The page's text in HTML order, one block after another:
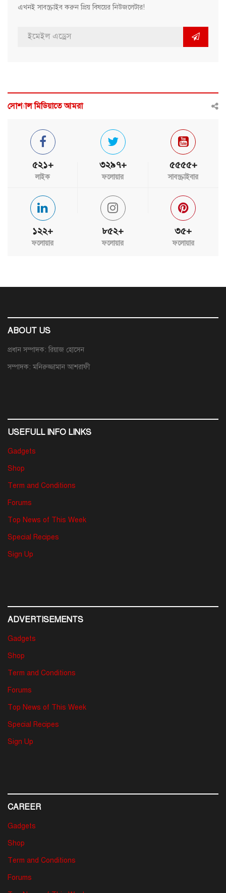
এখনই সাবস্ক্রাইব করুন প্রিয় বিষয়ের নিউজলেটার!
সোশ্যাল মিডিয়াতে আমরা
৫২১+
লাইক
৩২৯৭+
ফলোয়ার
৫৫৫৫+
সাবস্ক্রাইবার
১২২+
ফলোয়ার
৮৫২+
ফলোয়ার
৩৫+
ফলোয়ার
ABOUT US
প্রধান সম্পাদক: রিয়াজ হোসেন
সম্পাদক: মনিরুজ্জামান আশরাফী
USEFULL INFO LINKS
Gadgets
Shop
Term and Conditions
Forums
Top News of This Week
Special Recipes
Sign Up
ADVERTISEMENTS
Gadgets
Shop
Term and Conditions
Forums
Top News of This Week
Special Recipes
Sign Up
CAREER
Gadgets
Shop
Term and Conditions
Forums